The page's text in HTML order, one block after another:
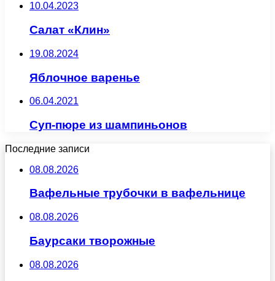
10.04.2023
Салат «Клин»
19.08.2024
Яблочное варенье
06.04.2021
Суп-пюре из шампиньонов
Последние записи
08.08.2026
Вафельные трубочки в вафельнице
08.08.2026
Баурсаки творожные
08.08.2026